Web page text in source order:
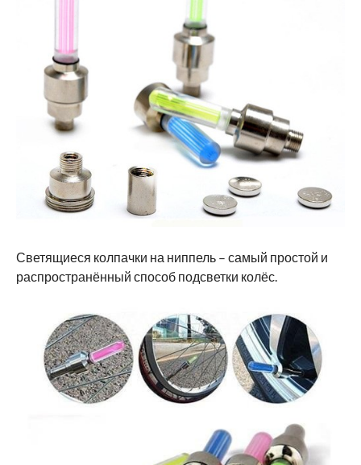
Светящиеся колпачки на ниппель – самый простой и
распространённый способ подсветки колёс.